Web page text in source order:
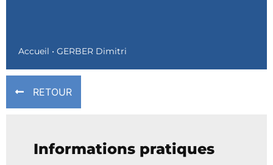
Accueil • GERBER Dimitri
RETOUR
Informations pratiques